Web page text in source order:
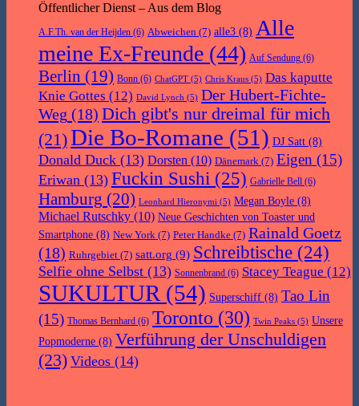
Öffentlicher Dienst – Aus dem Blog
A.F.Th. van der Heijden (6) Abweichen (7) alle3 (8) Alle
meine Ex-Freunde (44) Auf Sendung (6)
Berlin (19) Bonn (6) ChatGPT (5) Chris Kraus (5) Das kaputte
Knie Gottes (12) David Lynch (5) Der Hubert-Fichte-
Weg (18) Dich gibt's nur dreimal für mich
(21)Die Bo-Romane (51) DJ Satt (8)
Donald Duck (13) Dorsten (10) Dänemark (7) Eigen (15)
Eriwan (13) Fuckin Sushi (25) Gabrielle Bell (6)
Hamburg (20) Leonhard Hieronymi (5) Megan Boyle (8)
Michael Rutschky (10) Neue Geschichten von Toaster und
Smartphone (8) New York (7) Peter Handke (7) Rainald Goetz
(18) Ruhrgebiet (7) satt.org (9) Schreibtische (24)
Selfie ohne Selbst (13) Sonnenbrand (6) Stacey Teague (12)
SUKULTUR (54) Superschiff (8) Tao Lin
(15) Thomas Bernhard (6) Toronto (30) Twin Peaks (5) Unsere
Popmoderne (8) Verführung der Unschuldigen
(23) Videos (14)